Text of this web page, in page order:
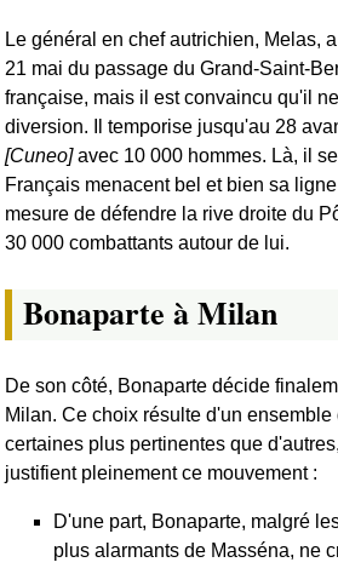
Le général en chef autrichien, Melas,
21 mai du passage du Grand-Saint-
française, mais il est convaincu qu'il
diversion. Il temporise jusqu'au 28
[Cuneo]avec 10 000 hommes. Là, il
Français menacent bel et bien sa
mesure de défendre la rive droite du
30 000 combattants autour de lui.
Bonaparte à Milan
De son côté, Bonaparte décide
Milan. Ce choix résulte d'un
certaines plus pertinentes que
justifient pleinement ce mouvement :
D'une part, Bonaparte, malgré
plus alarmants de Masséna, ne